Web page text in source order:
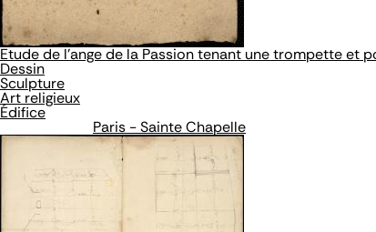
Etude de l'ange de la Passion tenant une trompette et
Dessin
Sculpture
Art religieux
Édifice
Paris - Sainte Chapelle